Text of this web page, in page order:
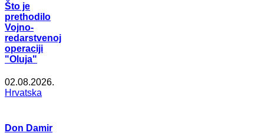
Što je
prethodilo
Vojno-
redarstvenoj
operaciji
"Oluja"
02.08.2026.
Hrvatska
Don Damir